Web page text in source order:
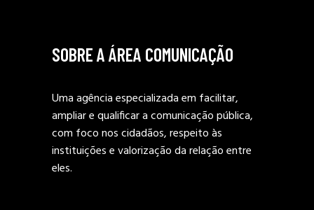
SOBRE A ÁREA COMUNICAÇÃO
Uma agência especializada em facilitar,
ampliar e qualificar a comunicação pública,
com foco nos cidadãos, respeito às
instituições e valorização da relação entre
eles.